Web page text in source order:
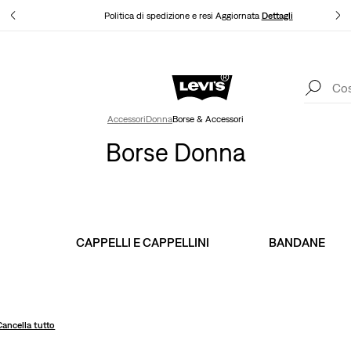
Politica di spedizione e resi Aggiornata Dettagli
App Levi's. Il meglio di Levi's ®, su misura per te.
AccessoriDonnaBorse & Accessori
Borse Donna
CAPPELLI E CAPPELLINI BANDANE
tutto